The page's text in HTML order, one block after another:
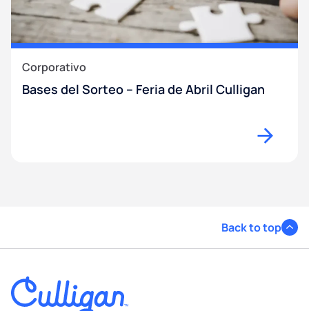
Corporativo
Bases del Sorteo – Feria de Abril Culligan
Back to top